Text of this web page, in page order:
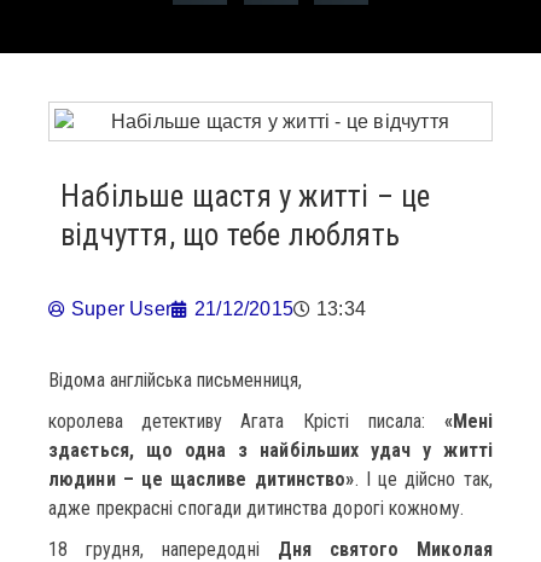
Набільше щастя у житті – це
відчуття, що тебе люблять
Super User 21/12/2015 13:34
Відома англійська письменниця,
королева детективу Агата Крісті писала: «Мені
здається, що одна з найбільших удач у житті
людини – це щасливе дитинство». І це дійсно так,
адже прекрасні спогади дитинства дорогі кожному.
18 грудня, напередодні Дня святого Миколая